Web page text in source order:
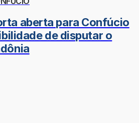
aberta para Confúcio
de disputar o